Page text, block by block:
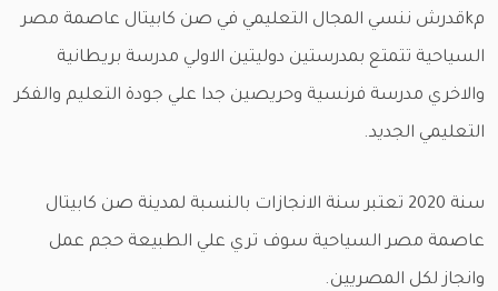
مkقدرش ننسي المجال التعليمي في صن كابيتال عاصمة مصر
السياحية تتمتع بمدرستين دوليتين الاولي مدرسة بريطانية
والاخري مدرسة فرنسية وحريصين جدا علي جودة التعليم والفكر
التعليمي الجديد.
سنة 2020 تعتبر سنة الانجازات بالنسبة لمدينة صن كابيتال
عاصمة مصر السياحية سوف تري علي الطبيعة حجم عمل
وانجاز لكل المصريين.